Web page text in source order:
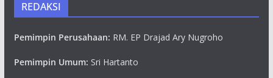
REDAKSI
Pemimpin Perusahaan: RM. EP Drajad Ary Nugroho
Pemimpin Umum: Sri Hartanto